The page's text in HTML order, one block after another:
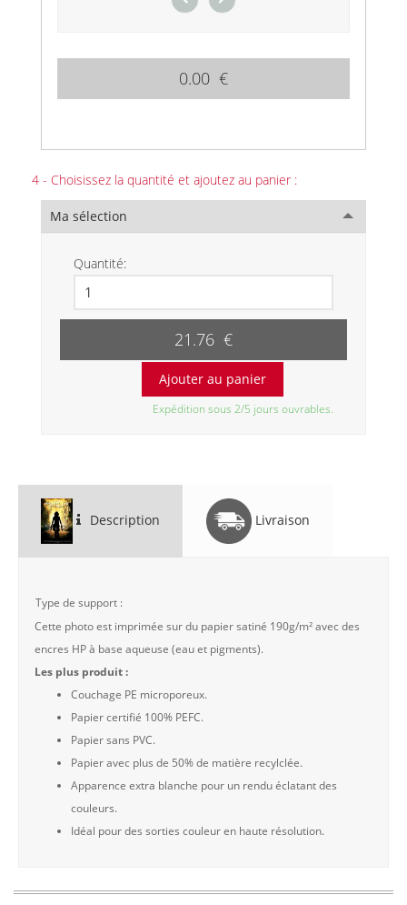
0.00 €
4 - Choisissez la quantité et ajoutez au panier :
Ma sélection
Quantité:
21.76 €
Expédition sous 2/5 jours ouvrables.
Description Livraison
Type de support :
Cette photo est imprimée sur du papier satiné 190g/m² avec des
encres HP à base aqueuse (eau et pigments).
Les plus produit :
Couchage PE microporeux.
Papier certifié 100% PEFC.
Papier sans PVC.
Papier avec plus de 50% de matière recylclée.
Apparence extra blanche pour un rendu éclatant des
couleurs.
Idéal pour des sorties couleur en haute résolution.